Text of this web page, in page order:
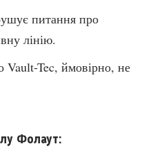
питання про
лінію.
Vault-Tec, ймовірно, не
Фолаут: